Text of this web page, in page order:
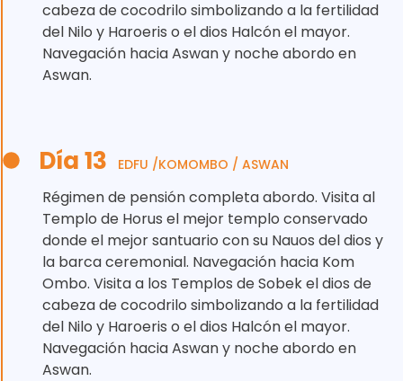
cabeza de cocodrilo simbolizando a la fertilidad
del Nilo y Haroeris o el dios Halcón el mayor.
Navegación hacia Aswan y noche abordo en
Aswan.
Día 13 EDFU /KOMOMBO / ASWAN
Régimen de pensión completa abordo. Visita al
Templo de Horus el mejor templo conservado
donde el mejor santuario con su Nauos del dios y
la barca ceremonial. Navegación hacia Kom
Ombo. Visita a los Templos de Sobek el dios de
cabeza de cocodrilo simbolizando a la fertilidad
del Nilo y Haroeris o el dios Halcón el mayor.
Navegación hacia Aswan y noche abordo en
Aswan.